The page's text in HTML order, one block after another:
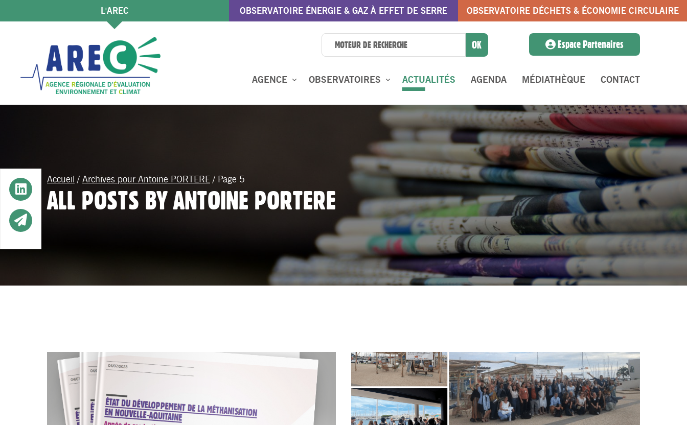
L'AREC OBSERVATOIRE ÉNERGIE & GAZ À EFFET DE SERRE OBSERVATOIRE DÉCHETS & ÉCONOMIE CIRCULAIRE
Espace Partenaires
AGENCE OBSERVATOIRES ACTUALITÉS AGENDA MÉDIATHÈQUE CONTACT
Accueil / Archives pour Antoine PORTERE / Page 5
ALL POSTS BY ANTOINE PORTERE
Button
Button